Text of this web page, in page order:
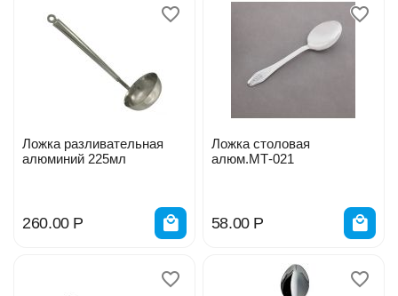
Ложка разливательная
алюминий 225мл
260.00 Р
Ложка столовая
алюм.МТ-021
58.00 Р